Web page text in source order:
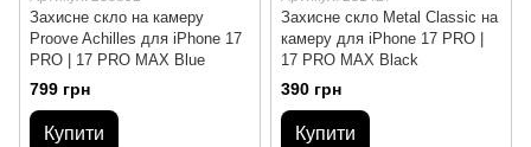
Захисне скло на камеру
Proove Achilles для iPhone 17
PRO | 17 PRO MAX Blue
799 грн
Купити
Захисне скло Metal Classic на
камеру для iPhone 17 PRO |
17 PRO MAX Black
390 грн
Купити